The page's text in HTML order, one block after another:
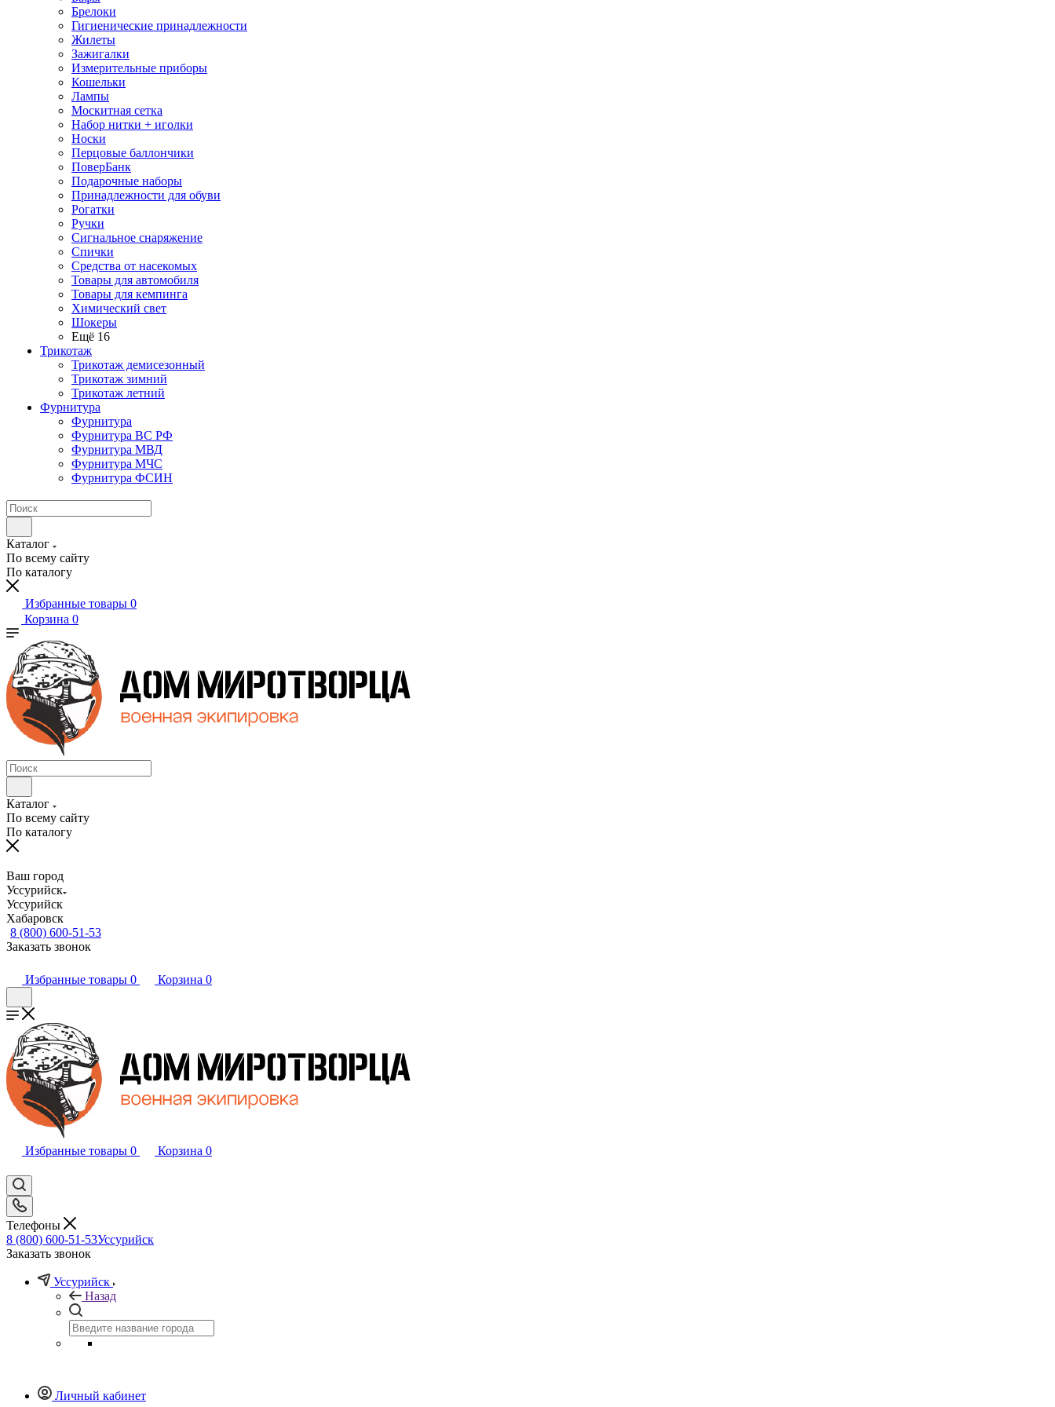
Брелоки
Гигиенические принадлежности
Жилеты
Зажигалки
Измерительные приборы
Кошельки
Лампы
Москитная сетка
Набор нитки + иголки
Носки
Перцовые баллончики
ПоверБанк
Подарочные наборы
Принадлежности для обуви
Рогатки
Ручки
Сигнальное снаряжение
Спички
Средства от насекомых
Товары для автомобиля
Товары для кемпинга
Химический свет
Шокеры
Ещё 16
Трикотаж
Трикотаж демисезонный
Трикотаж зимний
Трикотаж летний
Фурнитура
Фурнитура
Фурнитура ВС РФ
Фурнитура МВД
Фурнитура МЧС
Фурнитура ФСИН
Каталог
По всему сайту
По каталогу
Избранные товары 0
Корзина 0
Каталог
По всему сайту
По каталогу
Ваш город
Уссурийск
Уссурийск
Хабаровск
8 (800) 600-51-53
Заказать звонок
Избранные товары 0 Корзина 0
Избранные товары 0 Корзина 0
Телефоны
8 (800) 600-51-53Уссурийск
Заказать звонок
Уссурийск
Назад
Личный кабинет